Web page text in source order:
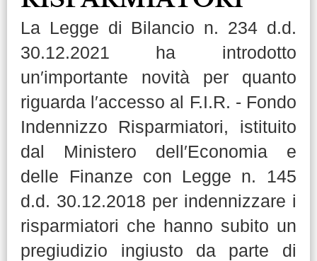
La Legge di Bilancio n. 234 d.d.
30.12.2021 ha introdotto
un′importante novità per quanto
riguarda l′accesso al F.I.R. - Fondo
Indennizzo Risparmiatori, istituito
dal Ministero dell′Economia e
delle Finanze con Legge n. 145
d.d. 30.12.2018 per indennizzare i
risparmiatori che hanno subito un
pregiudizio ingiusto da parte di